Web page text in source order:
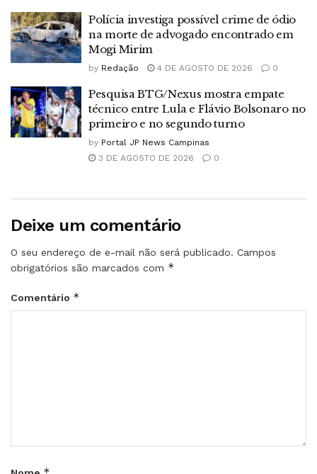
Polícia investiga possível crime de ódio
na morte de advogado encontrado em
Mogi Mirim
by Redação 4 DE AGOSTO DE 2026 0
Pesquisa BTG/Nexus mostra empate
técnico entre Lula e Flávio Bolsonaro no
primeiro e no segundo turno
by Portal JP News Campinas
3 DE AGOSTO DE 2026
0
Deixe um comentário
O seu endereço de e-mail não será publicado. Campos
obrigatórios são marcados com *
Comentário *